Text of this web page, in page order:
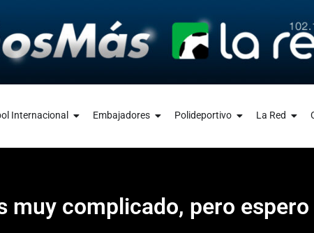
Internacional Embajadores Polideportivo La Red
muy complicado, pero